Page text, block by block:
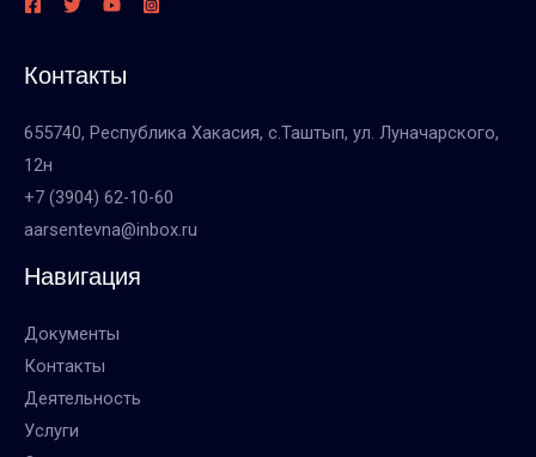
Контакты
655740, Республика Хакасия, с.Таштып, ул. Луначарского,
12н
+7 (3904) 62-10-60
aarsentevna@inbox.ru
Навигация
Документы
Контакты
Деятельность
Услуги